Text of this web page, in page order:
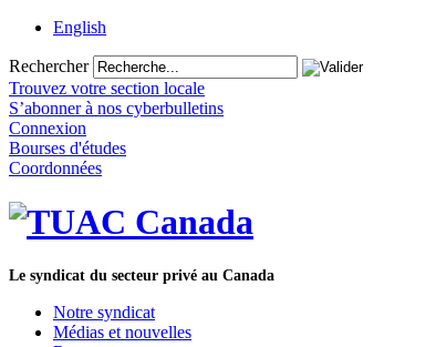
English
Rechercher
Trouvez votre section locale
S’abonner à nos cyberbulletins
Connexion
Bourses d'études
Coordonnées
Le syndicat du secteur privé au Canada
Notre syndicat
Médias et nouvelles